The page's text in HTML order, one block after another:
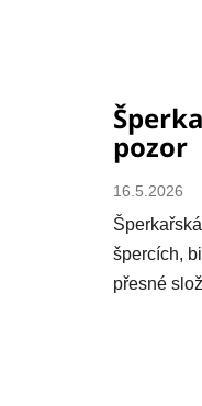
pozor
16.5.2026
špercích,
přesné